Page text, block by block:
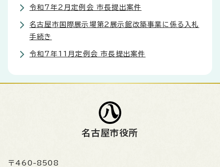
令和7年2月定例会 市長提出案件
名古屋市国際展示場第2展示館改築事業に係る入札
手続き
令和7年11月定例会 市長提出案件
名古屋市役所
〒460-8508